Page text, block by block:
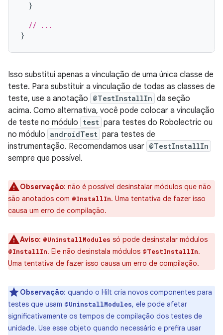
}
// ...
}
Isso substitui apenas a vinculação de uma única classe de
teste. Para substituir a vinculação de todas as classes de
teste, use a anotação @TestInstallIn da seção
acima. Como alternativa, você pode colocar a vinculação
de teste no módulo test para testes do Robolectric ou
no módulo androidTest para testes de
instrumentação. Recomendamos usar @TestInstallIn
sempre que possível.
Observação: não é possível desinstalar módulos que não
são anotados com @InstallIn. Uma tentativa de fazer isso
causa um erro de compilação.
Aviso: @UninstallModules só pode desinstalar módulos
@InstallIn. Ele não desinstala módulos @TestInstallIn.
Uma tentativa de fazer isso causa um erro de compilação.
Observação: quando o Hilt cria novos componentes para
testes que usam @UninstallModules, ele pode afetar
significativamente os tempos de compilação dos testes de
unidade. Use esse objeto quando necessário e prefira usar